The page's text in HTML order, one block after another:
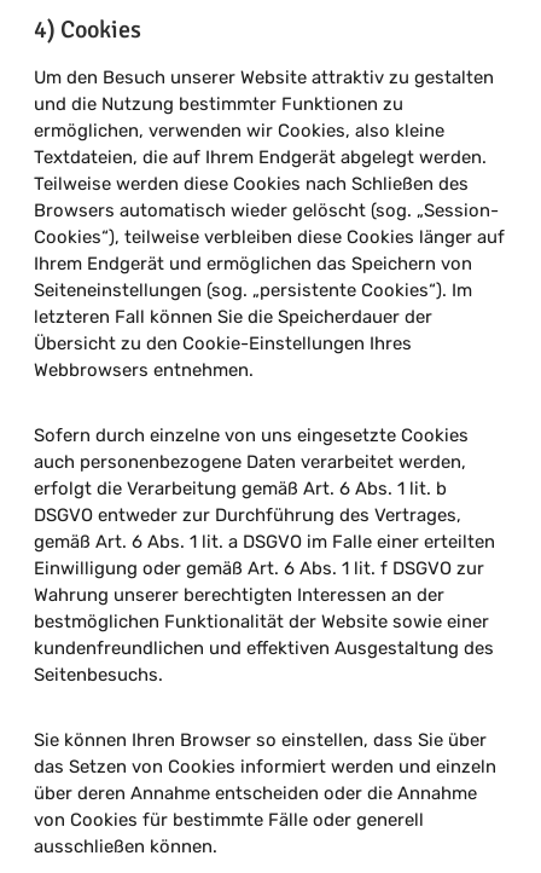
4) Cookies
Um den Besuch unserer Website attraktiv zu gestalten
und die Nutzung bestimmter Funktionen zu
ermöglichen, verwenden wir Cookies, also kleine
Textdateien, die auf Ihrem Endgerät abgelegt werden.
Teilweise werden diese Cookies nach Schließen des
Browsers automatisch wieder gelöscht (sog. „Session-
Cookies“), teilweise verbleiben diese Cookies länger auf
Ihrem Endgerät und ermöglichen das Speichern von
Seiteneinstellungen (sog. „persistente Cookies“). Im
letzteren Fall können Sie die Speicherdauer der
Übersicht zu den Cookie-Einstellungen Ihres
Webbrowsers entnehmen.
Sofern durch einzelne von uns eingesetzte Cookies
auch personenbezogene Daten verarbeitet werden,
erfolgt die Verarbeitung gemäß Art. 6 Abs. 1 lit. b
DSGVO entweder zur Durchführung des Vertrages,
gemäß Art. 6 Abs. 1 lit. a DSGVO im Falle einer erteilten
Einwilligung oder gemäß Art. 6 Abs. 1 lit. f DSGVO zur
Wahrung unserer berechtigten Interessen an der
bestmöglichen Funktionalität der Website sowie einer
kundenfreundlichen und effektiven Ausgestaltung des
Seitenbesuchs.
Sie können Ihren Browser so einstellen, dass Sie über
das Setzen von Cookies informiert werden und einzeln
über deren Annahme entscheiden oder die Annahme
von Cookies für bestimmte Fälle oder generell
ausschließen können.